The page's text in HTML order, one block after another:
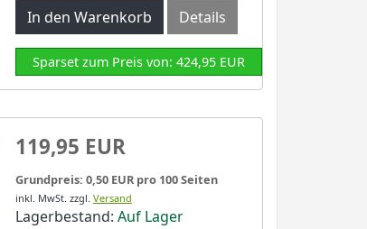
In den Warenkorb
Details
Sparset zum Preis von: 424,95 EUR
119,95 EUR
Grundpreis: 0,50 EUR pro 100 Seiten
inkl. MwSt. zzgl. Versand
Lagerbestand: Auf Lager